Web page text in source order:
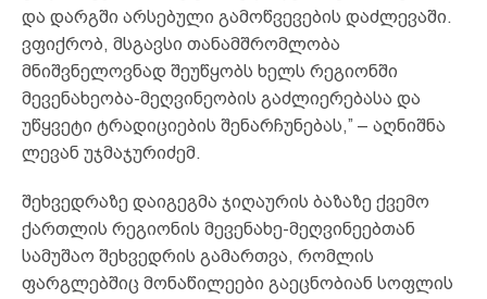
და დარგში არსებული გამოწვევების დაძლევაში.
ვფიქრობ, მსგავსი თანამშრომლობა
მნიშვნელოვნად შეუწყობს ხელს რეგიონში
მევენახეობა-მეღვინეობის გაძლიერებასა და
უწყვეტი ტრადიციების შენარჩუნებას,” – აღნიშნა
ლევან უჯმაჯურიძემ.
შეხვედრაზე დაიგეგმა ჯიღაურის ბაზაზე ქვემო
ქართლის რეგიონის მევენახე-მეღვინეებთან
სამუშაო შეხვედრის გამართვა, რომლის
ფარგლებშიც მონაწილეები გაეცნობიან სოფლის